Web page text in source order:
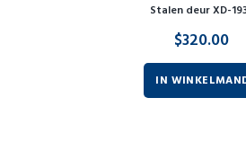
Stalen deur XD-
$320.00
IN